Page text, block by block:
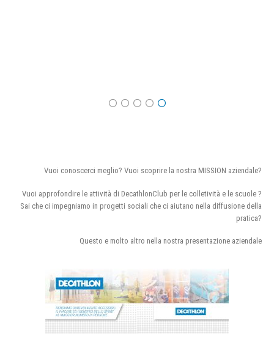
Vuoi conoscerci meglio? Vuoi scoprire la nostra MISSION aziendale?
Vuoi approfondire le attività di DecathlonClub per le colletività e le scuole ?
Sai che ci impegniamo in progetti sociali che ci aiutano nella diffusione della
pratica?
Questo e molto altro nella nostra presentazione aziendale